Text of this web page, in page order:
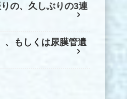
の、久しぶりの3連
、もしくは尿膜管遺